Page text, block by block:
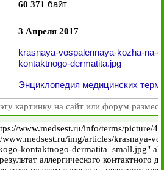
60 371 байт
3 Апреля 2017
krasnaya-vospalennaya-kozha-na-
kontaktnogo-dermatita.jpg
Энциклопедия медицинских
картинку на сайт или форум